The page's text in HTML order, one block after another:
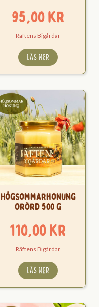
95,00kr
Räftens Bigårdar
LÄS MER
Högsommarhonung
Orörd 500 g
110,00kr
Räftens Bigårdar
LÄS MER